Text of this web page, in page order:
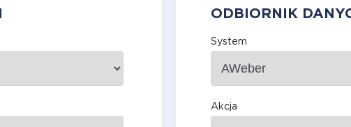
ODBIORNIK
System
Akcja